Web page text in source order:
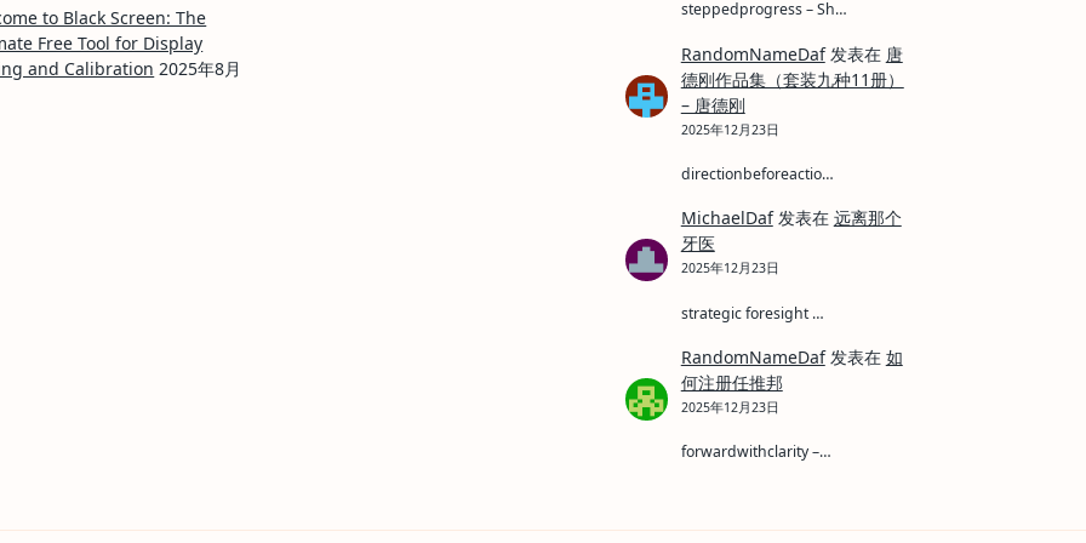
to Black Screen: The
Free Tool for Display
and Calibration 2025年8月
steppedprogress – Sh…
RandomNameDaf发表在 唐
德刚作品集（套装九种11册）
– 唐德刚
2025年12月23日
directionbeforeactio…
MichaelDaf发表在 远离那个
牙医
2025年12月23日
strategic foresight …
RandomNameDaf发表在 如
何注册任推邦
2025年12月23日
forwardwithclarity –…